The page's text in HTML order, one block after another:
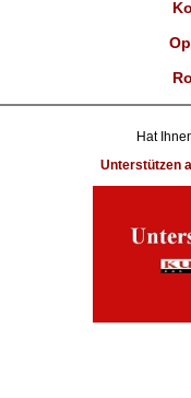
Hat
Unterstützen